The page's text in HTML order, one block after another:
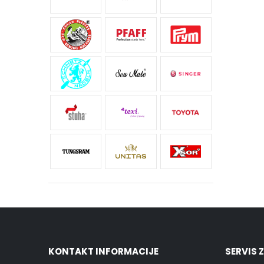
KONTAKT INFORMACIJE SERVIS